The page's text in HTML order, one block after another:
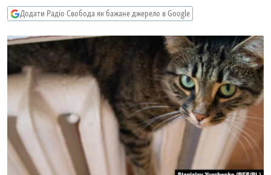
УКРАЇНА
СВІТ
СХЕМИ
КИТАЙ.ВИКЛИКИ
МУЛЬТИМЕДІА
ФОТО
СПЕЦПРОЄКТИ
ПОДКАСТИ
КРИМ РЕАЛІЇ
Додати Радіо Свобода як бажане джерело в Google